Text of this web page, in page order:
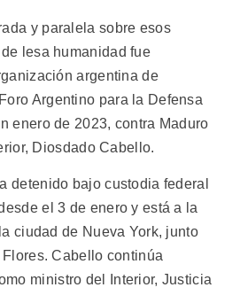
y paralela sobre esos
lesa humanidad fue
argentina de
Argentino para la Defensa
enero de 2023, contra Maduro
Diosdado Cabello.
detenido bajo custodia federal
el 3 de enero y está a la
ciudad de Nueva York, junto
Cabello continúa
ministro del Interior, Justicia